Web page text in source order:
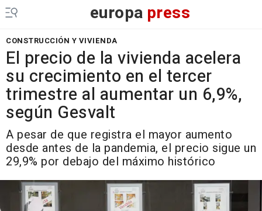
europa press
CONSTRUCCIÓN Y VIVIENDA
El precio de la vivienda acelera
su crecimiento en el tercer
trimestre al aumentar un 6,9%,
según Gesvalt
A pesar de que registra el mayor aumento
desde antes de la pandemia, el precio sigue un
29,9% por debajo del máximo histórico